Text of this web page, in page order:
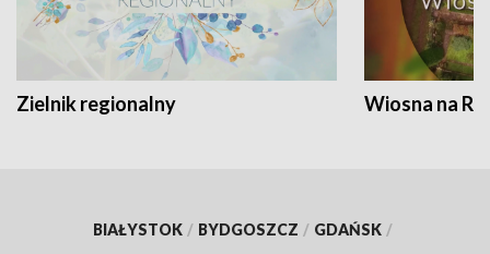
Zielnik regionalny Wiosna na
BIAŁYSTOK / BYDGOSZCZ / GDAŃSK /